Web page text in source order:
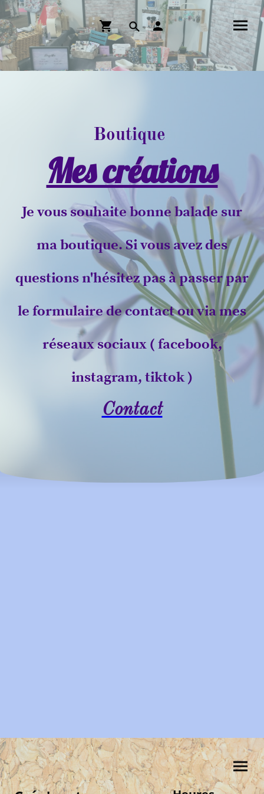
Boutique
Mes créations
Je vous souhaite bonne balade sur
ma boutique. Si vous avez des
questions n'hésitez pas à passer par
le formulaire de contact ou via mes
réseaux sociaux ( facebook,
instagram, tiktok )
Contact